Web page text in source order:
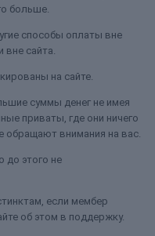
больше.
способы оплаты вне
вне сайта.
на сайте.
суммы денег не имея
приваты, где они ничего
обращают внимания на вас.
до этого не
если мембер
об этом в поддержку.